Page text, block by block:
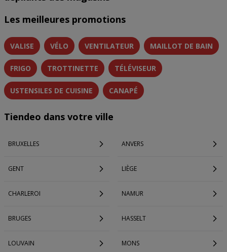
Les meilleures promotions
VALISE VÉLO VENTILATEUR MAILLOT DE BAIN
FRIGO TROTTINETTE TÉLÉVISEUR
USTENSILES DE CUISINE CANAPÉ
Tiendeo dans votre ville
BRUXELLES ANVERS
GENT LIÈGE
CHARLEROI NAMUR
BRUGES HASSELT
LOUVAIN MONS